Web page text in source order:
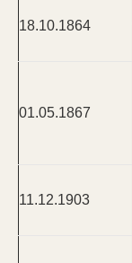
18.10.1864
01.05.1867
11.12.1903